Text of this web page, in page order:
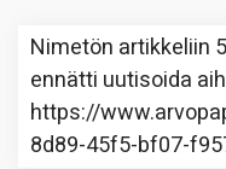
Nimetön artikkeliin
ennätti uutisoida
https://
8d89-45f5-bf07-